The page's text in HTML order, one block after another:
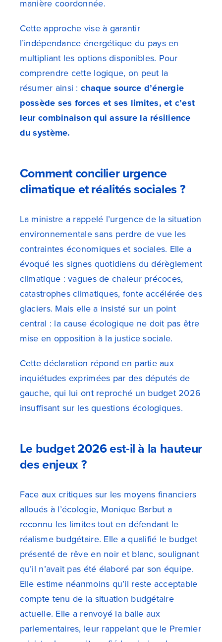
manière coordonnée.
Cette approche vise à garantir
l’indépendance énergétique du pays en
multipliant les options disponibles. Pour
comprendre cette logique, on peut la
résumer ainsi :chaque source d’énergie
possède ses forces et ses limites, et c’est
leur combinaison qui assure la résilience
du système.
Comment concilier urgence
climatique et réalités sociales ?
La ministre a rappelé l’urgence de la situation
environnementale sans perdre de vue les
contraintes économiques et sociales. Elle a
évoqué les signes quotidiens du dérèglement
climatique : vagues de chaleur précoces,
catastrophes climatiques, fonte accélérée des
glaciers. Mais elle a insisté sur un point
central : la cause écologique ne doit pas être
mise en opposition à la justice sociale.
Cette déclaration répond en partie aux
inquiétudes exprimées par des députés de
gauche, qui lui ont reproché un budget 2026
insuffisant sur les questions écologiques.
Le budget 2026 est-il à la hauteur
des enjeux ?
Face aux critiques sur les moyens financiers
alloués à l’écologie, Monique Barbut a
reconnu les limites tout en défendant le
réalisme budgétaire. Elle a qualifié le budget
présenté de rêve en noir et blanc, soulignant
qu’il n’avait pas été élaboré par son équipe.
Elle estime néanmoins qu’il reste acceptable
compte tenu de la situation budgétaire
actuelle. Elle a renvoyé la balle aux
parlementaires, leur rappelant que le Premier